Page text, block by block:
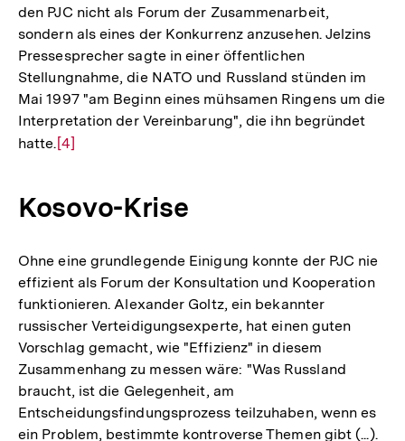
den PJC nicht als Forum der Zusammenarbeit,
sondern als eines der Konkurrenz anzusehen. Jelzins
Pressesprecher sagte in einer öffentlichen
Stellungnahme, die NATO und Russland stünden im
Mai 1997 "am Beginn eines mühsamen Ringens um die
Interpretation der Vereinbarung", die ihn begründet
hatte. Zur
Fußnote
[4]
Kosovo-Krise
Ohne eine grundlegende Einigung konnte der PJC nie
effizient als Forum der Konsultation und Kooperation
funktionieren. Alexander Goltz, ein bekannter
russischer Verteidigungsexperte, hat einen guten
Vorschlag gemacht, wie "Effizienz" in diesem
Zusammenhang zu messen wäre: "Was Russland
braucht, ist die Gelegenheit, am
Entscheidungsfindungsprozess teilzuhaben, wenn es
ein Problem, bestimmte kontroverse Themen gibt (...).